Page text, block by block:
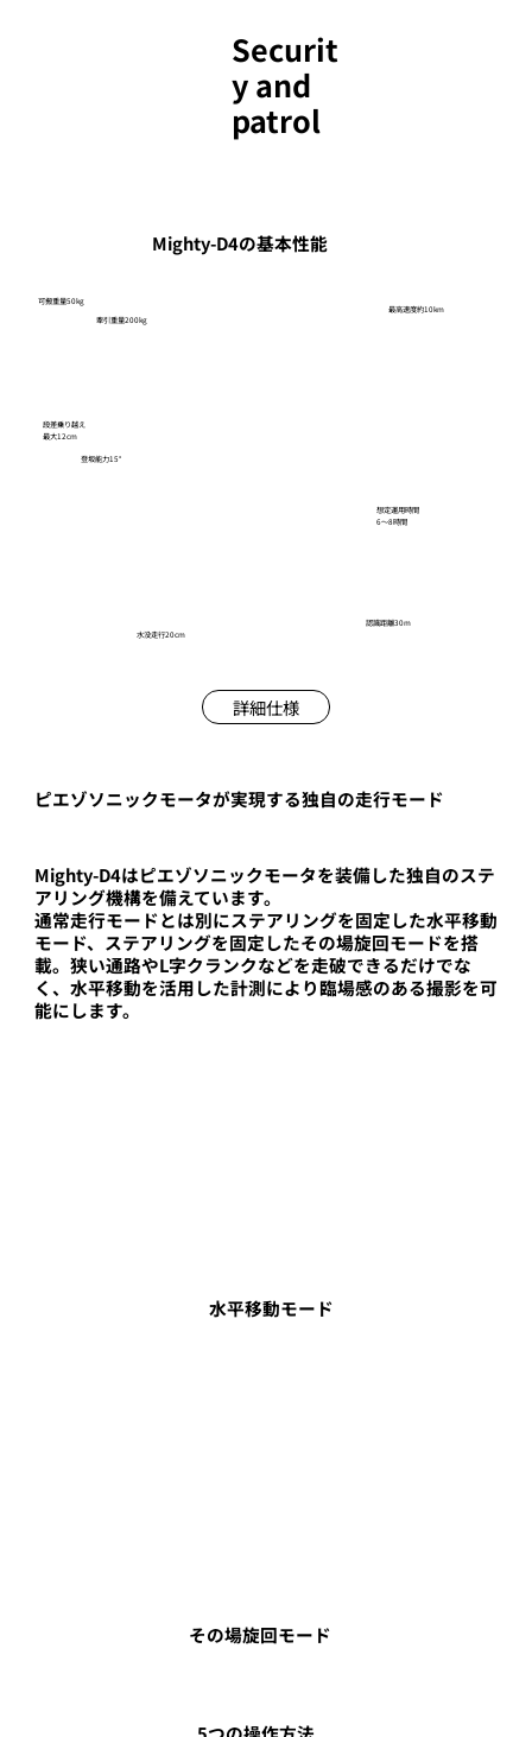
Securit
y and
patrol
Mighty-D4の基本性能
可搬重量50kg
牽引重量200kg
​登坂能力15°
想定運用時間
6～8時間
段差乗り越え
最大12cm
​水没走行20cm
認識距離30m
​最高速度約10km
詳細仕様
ピエゾソニックモータが実現する独自の走行モード
Mighty-D4はピエゾソニックモータを装備した独自のステ
アリング機構を備えています。
通常走行モードとは別にステアリングを固定した水平移動
モード、ステアリングを固定したその場旋回モードを搭
載。狭い通路やL字クランクなどを走破できるだけでな
く、水平移動を活用した計測により臨場感のある撮影を可
能にします。
水平移動モード
その場旋回モード